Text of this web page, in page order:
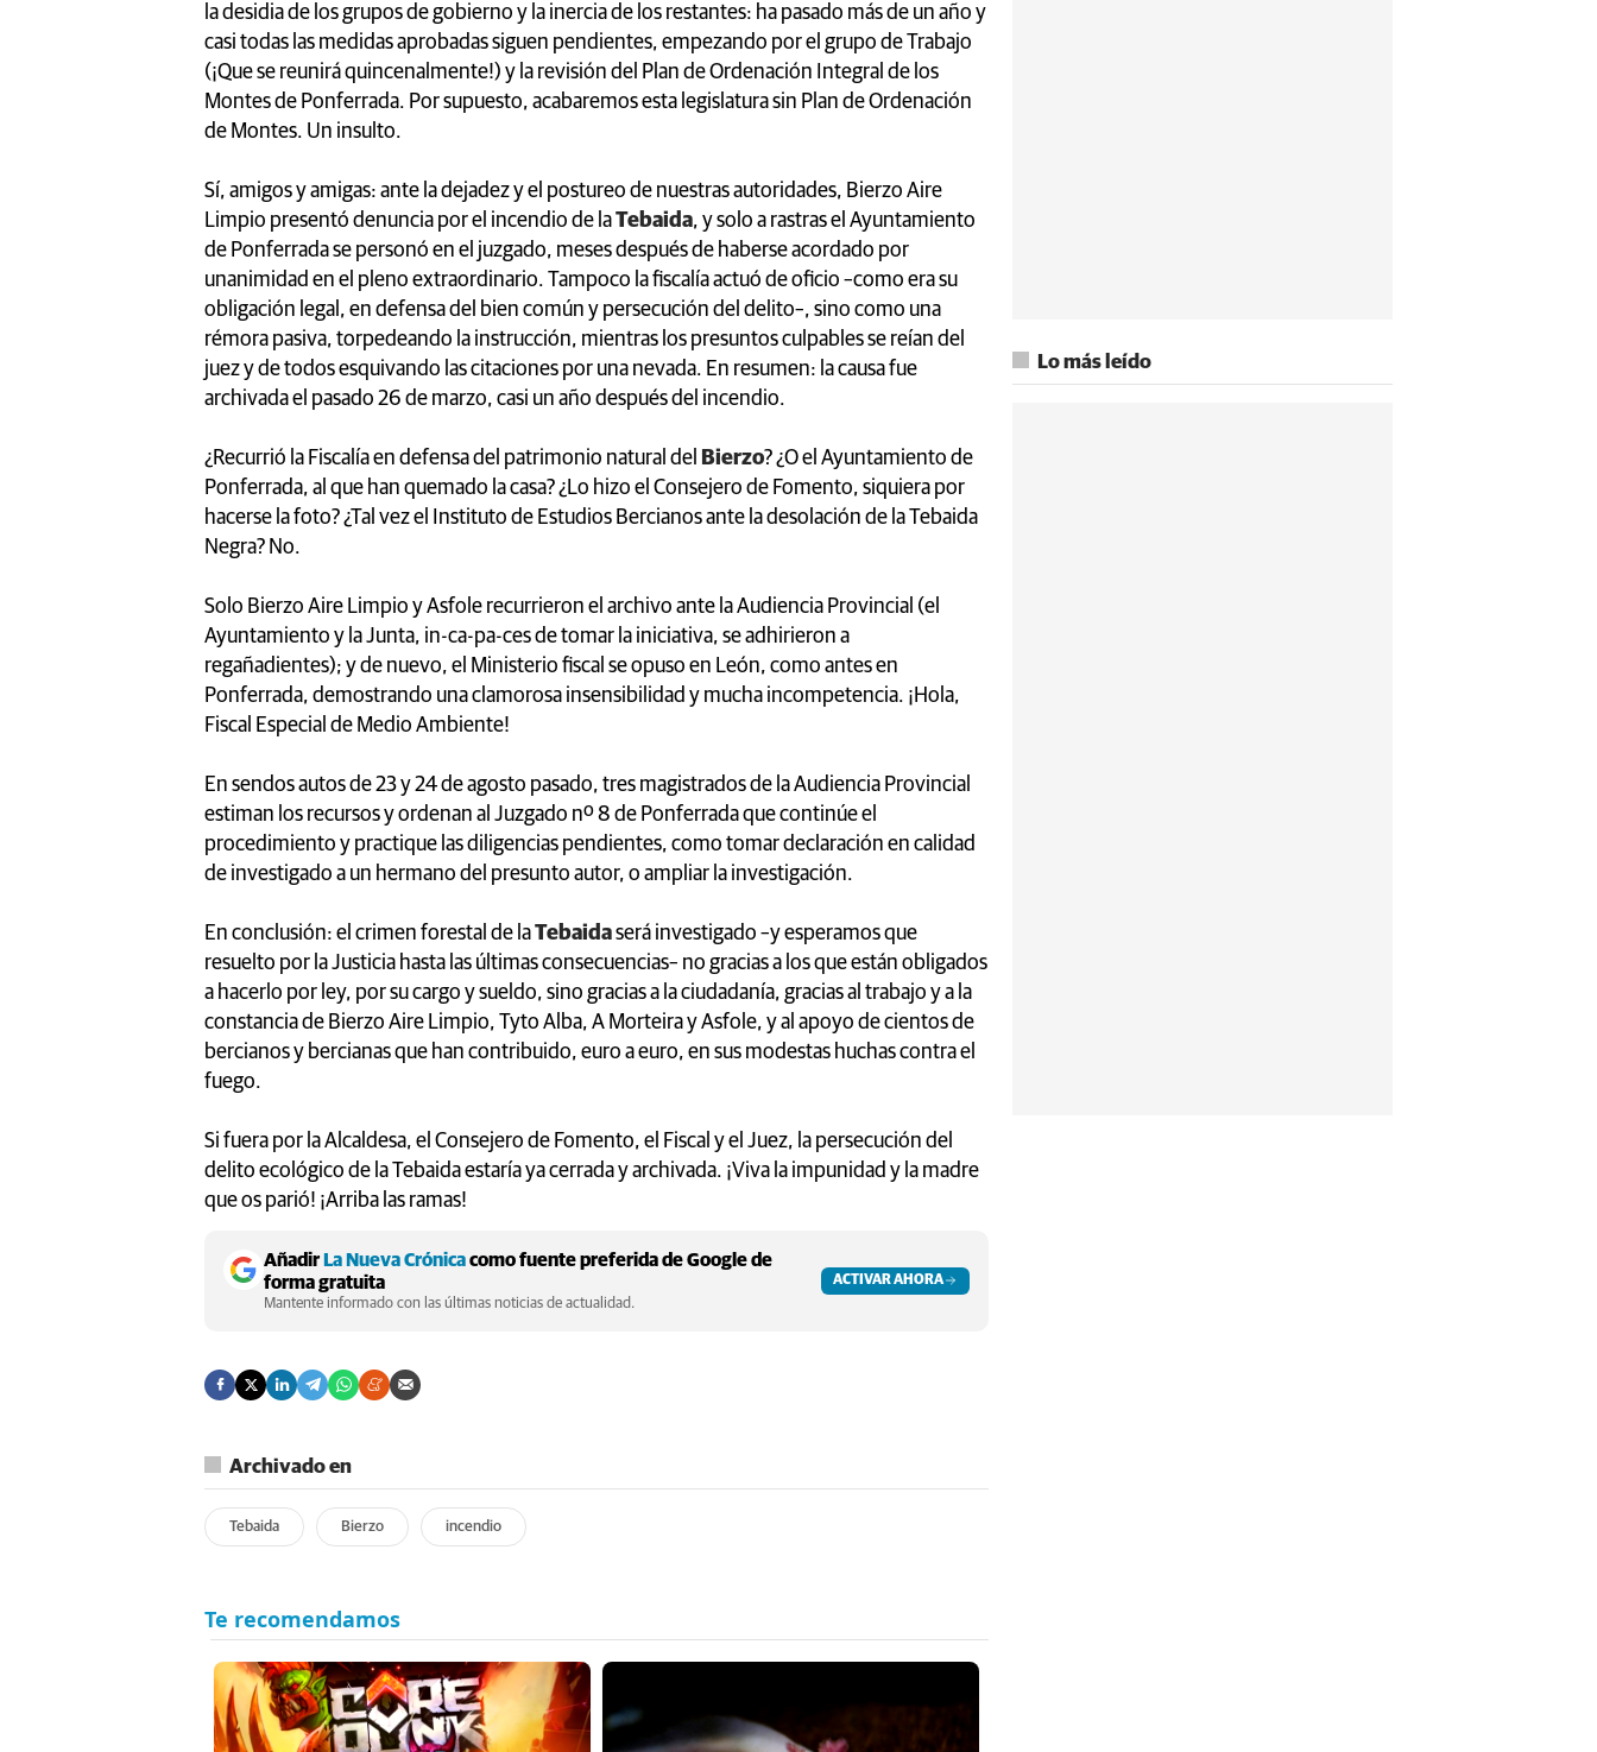
la desidia de los grupos de gobierno y la inercia de los restantes: ha pasado más de un año y
casi todas las medidas aprobadas siguen pendientes, empezando por el grupo de Trabajo
(¡Que se reunirá quincenalmente!) y la revisión del Plan de Ordenación Integral de los
Montes de Ponferrada. Por supuesto, acabaremos esta legislatura sin Plan de Ordenación
de Montes. Un insulto.
Sí, amigos y amigas: ante la dejadez y el postureo de nuestras autoridades, Bierzo Aire
Limpio presentó denuncia por el incendio de laTebaida, y solo a rastras el Ayuntamiento
de Ponferrada se personó en el juzgado, meses después de haberse acordado por
unanimidad en el pleno extraordinario. Tampoco la fiscalía actuó de oficio –como era su
obligación legal, en defensa del bien común y persecución del delito–, sino como una
rémora pasiva, torpedeando la instrucción, mientras los presuntos culpables se reían del
juez y de todos esquivando las citaciones por una nevada. En resumen: la causa fue
archivada el pasado 26 de marzo, casi un año después del incendio.
¿Recurrió la Fiscalía en defensa del patrimonio natural del Bierzo? ¿O el Ayuntamiento de
Ponferrada, al que han quemado la casa? ¿Lo hizo el Consejero de Fomento, siquiera por
hacerse la foto? ¿Tal vez el Instituto de Estudios Bercianos ante la desolación de la Tebaida
Negra? No.
Solo Bierzo Aire Limpio y Asfole recurrieron el archivo ante la Audiencia Provincial (el
Ayuntamiento y la Junta, in-ca-pa-ces de tomar la iniciativa, se adhirieron a
regañadientes); y de nuevo, el Ministerio fiscal se opuso en León, como antes en
Ponferrada, demostrando una clamorosa insensibilidad y mucha incompetencia. ¡Hola,
Fiscal Especial de Medio Ambiente!
En sendos autos de 23 y 24 de agosto pasado, tres magistrados de la Audiencia Provincial
estiman los recursos y ordenan al Juzgado nº 8 de Ponferrada que continúe el
procedimiento y practique las diligencias pendientes, como tomar declaración en calidad
de investigado a un hermano del presunto autor, o ampliar la investigación.
En conclusión: el crimen forestal de laTebaidaserá investigado –y esperamos que
resuelto por la Justicia hasta las últimas consecuencias– no gracias a los que están obligados
a hacerlo por ley, por su cargo y sueldo, sino gracias a la ciudadanía, gracias al trabajo y a la
constancia de Bierzo Aire Limpio, Tyto Alba, A Morteira y Asfole, y al apoyo de cientos de
bercianos y bercianas que han contribuido, euro a euro, en sus modestas huchas contra el
fuego.
Si fuera por la Alcaldesa, el Consejero de Fomento, el Fiscal y el Juez, la persecución del
delito ecológico de la Tebaida estaría ya cerrada y archivada. ¡Viva la impunidad y la madre
que os parió! ¡Arriba las ramas!
AñadirLa Nueva Crónicacomo fuente preferida de Google de
forma gratuita
Mantente informado con las últimas noticias de actualidad.
ACTIVAR AHORA
Archivado en
Tebaida Bierzo incendio
Lo más leído